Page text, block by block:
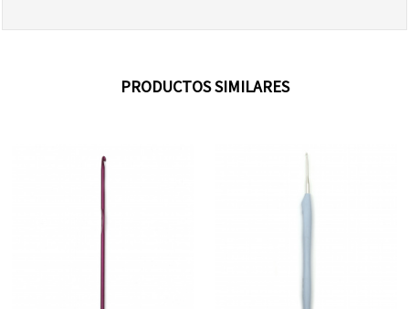
PRODUCTOS SIMILARES